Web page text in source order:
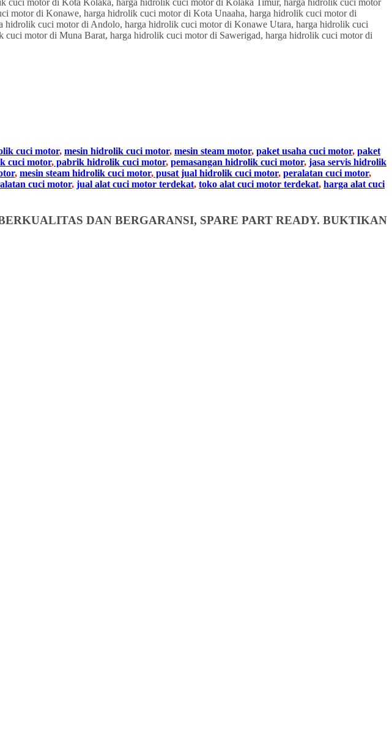
cuci motor, mesin hidrolik cuci motor, mesin steam motor, paket usaha cuci motor, paket
cuci motor, pabrik hidrolik cuci motor, pemasangan hidrolik cuci motor, jasa servis hidrolik
, mesin steam hidrolik cuci motor, pusat jual hidrolik cuci motor, peralatan cuci motor,
cuci motor, jual alat cuci motor terdekat, toko alat cuci motor terdekat, harga alat cuci
DAN BERGARANSI, SPARE PART READY. BUKTIKAN